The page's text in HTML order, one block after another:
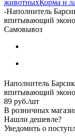
животныхКорма и
-Наполнитель
впитывающий
Самовывоз
Наполнитель
впитывающий
89 руб./шт
В розничных
Нашли дешевле?
Уведомить о